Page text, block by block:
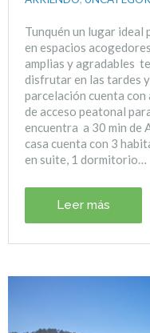
Tunquén un lugar
en espacios
amplias y agradables
disfrutar en las tardes
parcelación cuenta
de acceso peatonal
encuentra a 30 min de
casa cuenta con 3
en suite, 1 dormitorio…
Leer más